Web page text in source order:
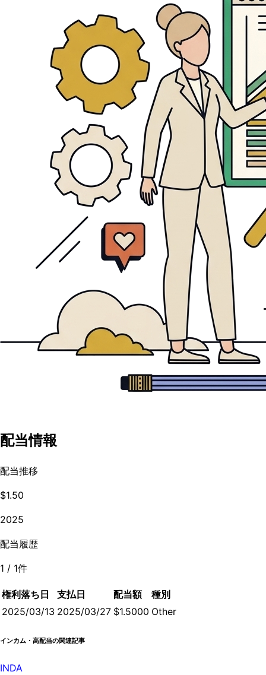
配当情報
配当推移
$1.50
2025
配当履歴
1 / 1件
権利落ち日 支払日 配当額
種別
2025/03/13 2025/03/27 $1.5000 Other
インカム・高配当の関連記事
INDA